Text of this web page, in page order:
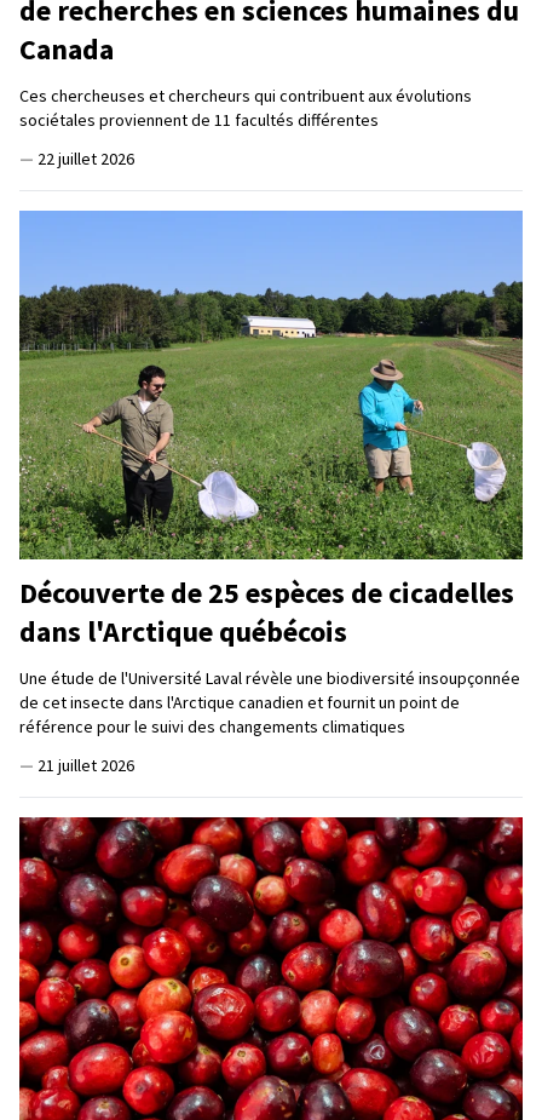
de recherches en sciences humaines du
Canada
Ces chercheuses et chercheurs qui contribuent aux évolutions
sociétales proviennent de 11 facultés différentes
— 22 juillet 2026
Découverte de 25 espèces de cicadelles
dans l'Arctique québécois
Une étude de l'Université Laval révèle une biodiversité insoupçonnée
de cet insecte dans l'Arctique canadien et fournit un point de
référence pour le suivi des changements climatiques
— 21 juillet 2026